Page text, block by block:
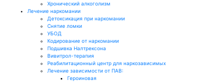
Хронический алкоголизм
Лечение наркомании
Детоксикация при наркомании
Снятие ломки
УБОД
Кодирование от наркомании
Подшивка Налтрексона
Вивитрол-терапия
Реабилитационный центр для наркозависимых
Лечение зависимости от ПАВ:
Героиновая